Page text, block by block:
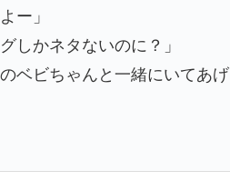
ー」
しかネタないのに？」
ベビちゃんと一緒にいてあげ